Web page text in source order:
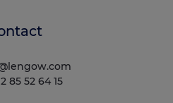
85 52 64 15